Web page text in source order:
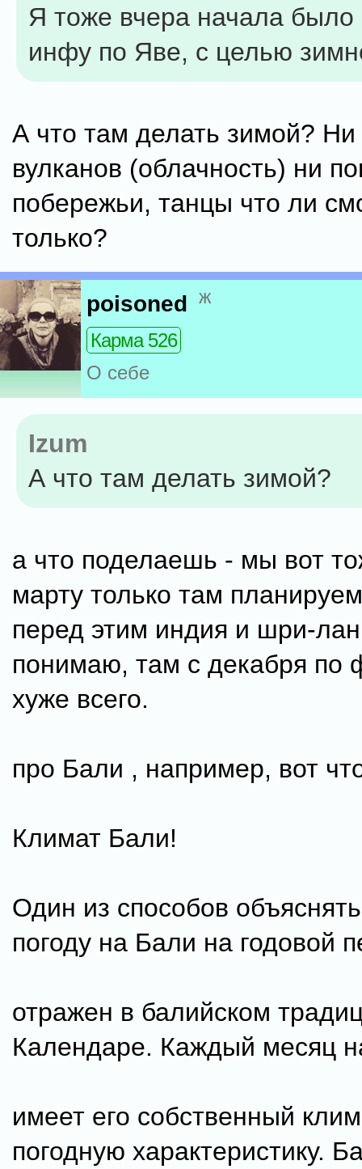
Я тоже вчера начала было
инфу по Яве, с целью
А что там делать зимой? Ни
вулканов (облачность) ни
побережьи, танцы что ли
только?
poisoned ж
Карма 526
О себе
Izum
А что там делать зимой?
а что поделаешь - мы вот
марту только там
перед этим индия и шри-
понимаю, там с декабря по
хуже всего.
про Бали , например, вот
Климат Бали!
Один из способов
погоду на Бали на годовой
отражен в балийском
Календаре. Каждый месяц
имеет его собственный
погодную характеристику.